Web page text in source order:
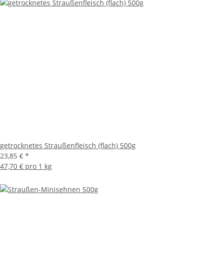
getrocknetes Straußenfleisch (flach) 500g
23,85 € *
47,70 € pro 1 kg